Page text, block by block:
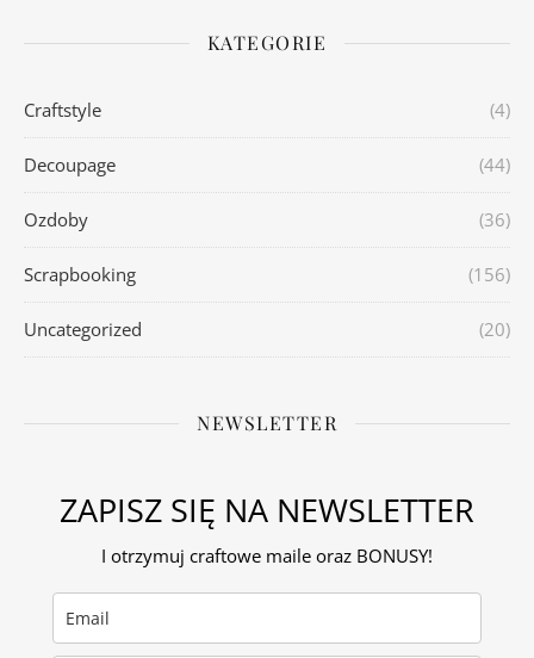
KATEGORIE
Craftstyle (4)
Decoupage (44)
Ozdoby (36)
Scrapbooking (156)
Uncategorized (20)
NEWSLETTER
ZAPISZ SIĘ NA NEWSLETTER
I otrzymuj craftowe maile oraz BONUSY!